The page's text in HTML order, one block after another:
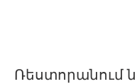
Ռեստորանում